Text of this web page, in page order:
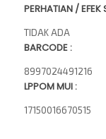
PERHATIAN / EFEK
TIDAK ADA
BARCODE :
8997024491216
LPPOM MUI :
17150016670515